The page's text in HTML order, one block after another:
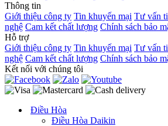
Thông tin
Giới thiệu công ty Tin khuyến mại Tư vấn
nghệ Cam kết chất lượng Chính sách bảo
Hỗ trợ
Giới thiệu công ty Tin khuyến mại Tư vấn
nghệ Cam kết chất lượng Chính sách bảo
Kết nối với chúng tôi
Điều Hòa
Điều Hòa Daikin